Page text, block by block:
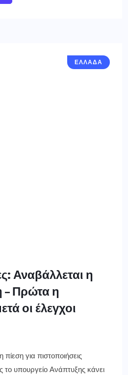
ΕΛΛΑΔΑ
Αναβάλλεται η
– Πρώτα η
οι έλεγχοι
για πιστοποιήσεις
υπουργείο Ανάπτυξης κάνει